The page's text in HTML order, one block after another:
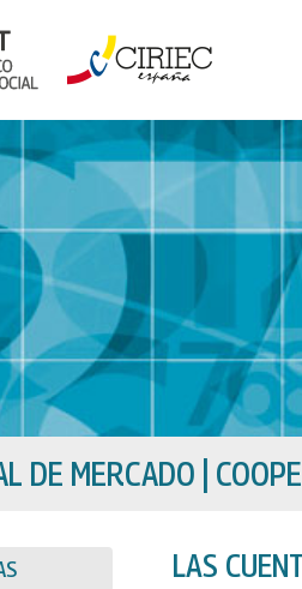
DE MERCADO
LAS